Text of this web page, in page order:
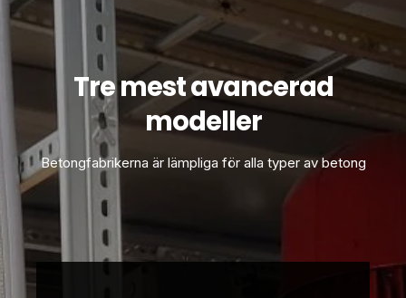
Tre mest avancerad
modeller
Betongfabrikerna är lämpliga för alla typer av betong